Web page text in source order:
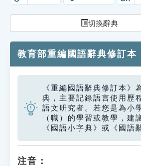
索引選單
單字索引
生命大百科索引
遊戲專區
教學應用
貓頭鷹博士
切換辭典
教育部重編國語辭典修訂本
《重編國語辭典修訂本》
典，主要記錄語言使用歷
語文研究者。若您是為小
（職）的學習或教學，建
《國語小字典》或《國語
注音：